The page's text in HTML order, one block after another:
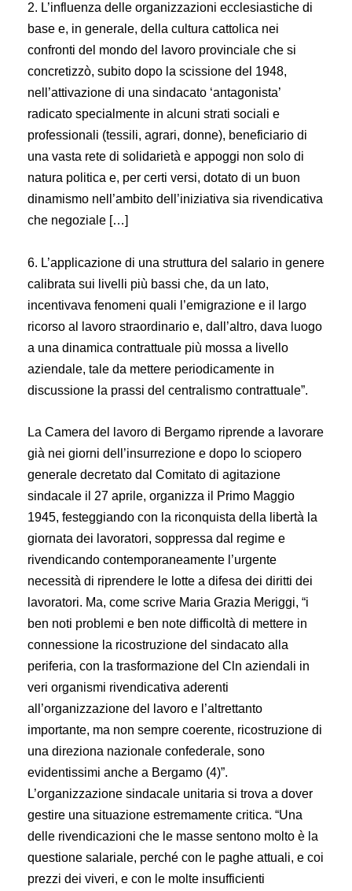
2. L’influenza delle organizzazioni ecclesiastiche di
base e, in generale, della cultura cattolica nei
confronti del mondo del lavoro provinciale che si
concretizzò, subito dopo la scissione del 1948,
nell’attivazione di una sindacato ‘antagonista’
radicato specialmente in alcuni strati sociali e
professionali (tessili, agrari, donne), beneficiario di
una vasta rete di solidarietà e appoggi non solo di
natura politica e, per certi versi, dotato di un buon
dinamismo nell’ambito dell’iniziativa sia rivendicativa
che negoziale […]
6. L’applicazione di una struttura del salario in genere
calibrata sui livelli più bassi che, da un lato,
incentivava fenomeni quali l’emigrazione e il largo
ricorso al lavoro straordinario e, dall’altro, dava luogo
a una dinamica contrattuale più mossa a livello
aziendale, tale da mettere periodicamente in
discussione la prassi del centralismo contrattuale”.
La Camera del lavoro di Bergamo riprende a lavorare
già nei giorni dell’insurrezione e dopo lo sciopero
generale decretato dal Comitato di agitazione
sindacale il 27 aprile, organizza il Primo Maggio
1945, festeggiando con la riconquista della libertà la
giornata dei lavoratori, soppressa dal regime e
rivendicando contemporaneamente l’urgente
necessità di riprendere le lotte a difesa dei diritti dei
lavoratori. Ma, come scrive Maria Grazia Meriggi, “i
ben noti problemi e ben note difficoltà di mettere in
connessione la ricostruzione del sindacato alla
periferia, con la trasformazione del Cln aziendali in
veri organismi rivendicativa aderenti
all’organizzazione del lavoro e l’altrettanto
importante, ma non sempre coerente, ricostruzione di
una direziona nazionale confederale, sono
evidentissimi anche a Bergamo (4)”.
L’organizzazione sindacale unitaria si trova a dover
gestire una situazione estremamente critica. “Una
delle rivendicazioni che le masse sentono molto è la
questione salariale, perché con le paghe attuali, e coi
prezzi dei viveri, e con le molte insufficienti